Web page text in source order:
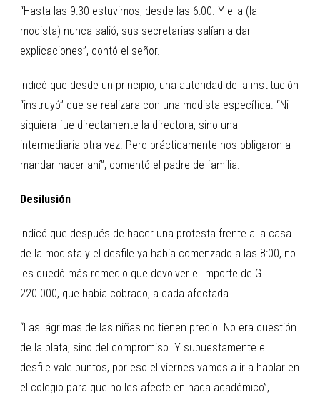
“Hasta las 9:30 estuvimos, desde las 6:00. Y ella (la
modista) nunca salió, sus secretarias salían a dar
explicaciones”, contó el señor.
Indicó que desde un principio, una autoridad de la institución
“instruyó” que se realizara con una modista específica. “Ni
siquiera fue directamente la directora, sino una
intermediaria otra vez. Pero prácticamente nos obligaron a
mandar hacer ahí”, comentó el padre de familia.
Desilusión
Indicó que después de hacer una protesta frente a la casa
de la modista y el desfile ya había comenzado a las 8:00, no
les quedó más remedio que devolver el importe de G.
220.000, que había cobrado, a cada afectada.
“Las lágrimas de las niñas no tienen precio. No era cuestión
de la plata, sino del compromiso. Y supuestamente el
desfile vale puntos, por eso el viernes vamos a ir a hablar en
el colegio para que no les afecte en nada académico”,